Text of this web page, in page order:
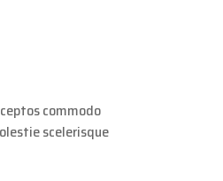
commodo
scelerisque